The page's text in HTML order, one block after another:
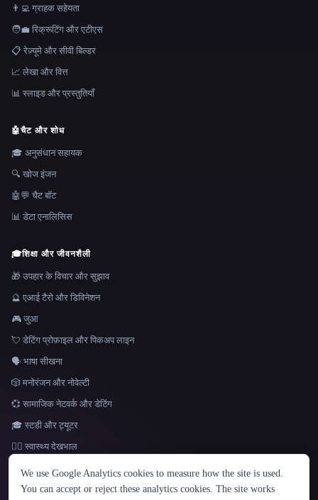
भाषा
English español Français Русский 简体中文
👨‍💻 ग्राहक सहेयता
🧑‍💼 रिक्रूटिंग और एटीएस
📋 रेज़्यूमे और सीवी बिल्डर
📈 लेखा और वित्त
📊 स्लाइड और प्रस्तुतियाँ
🤖चैट और शोध
🎓 अनुसंधान सहायक
🔍 खोज इंजन
🤖💬 चैट बॉट
📊 डेटा एनालिसिस
🎓शिक्षा और जीवनशैली
🎁 उपहार के विचार और सुझाव
🔮 एआई टैरो और डिविनेशन
🎮 जुआ
💘 डेटिंग प्रोफ़ाइल और पिकअप लाइन
🗣️ भाषा सीखना
🎲 मनोरंजन और नोवेल्टी
💞 सामाजिक नेटवर्क और डेटिंग
🎓 स्टडी और ट्यूटर
👩‍⚕️ स्वास्थ्य देखभाल
We use Google Analytics cookies to measure how the site is used.
You can accept or reject these analytics cookies. The site works